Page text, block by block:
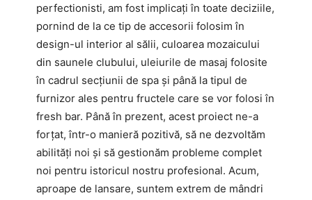
perfectionisti, am fost implicați în toate deciziile,
pornind de la ce tip de accesorii folosim în
design-ul interior al sălii, culoarea mozaicului
din saunele clubului, uleiurile de masaj folosite
în cadrul secțiunii de spa și până la tipul de
furnizor ales pentru fructele care se vor folosi în
fresh bar. Până în prezent, acest proiect ne-a
forțat, într-o manieră pozitivă, să ne dezvoltăm
abilități noi și să gestionăm probleme complet
noi pentru istoricul nostru profesional. Acum,
aproape de lansare, suntem extrem de mândri